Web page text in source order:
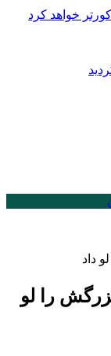
خواهد کرد
داد
را لو